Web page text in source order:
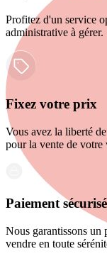
Profitez d'un service
administrative à gérer.
Fixez votre prix
Vous avez la liberté
pour la vente de votre
Paiement sécurisé
Nous garantissons un
vendre en toute